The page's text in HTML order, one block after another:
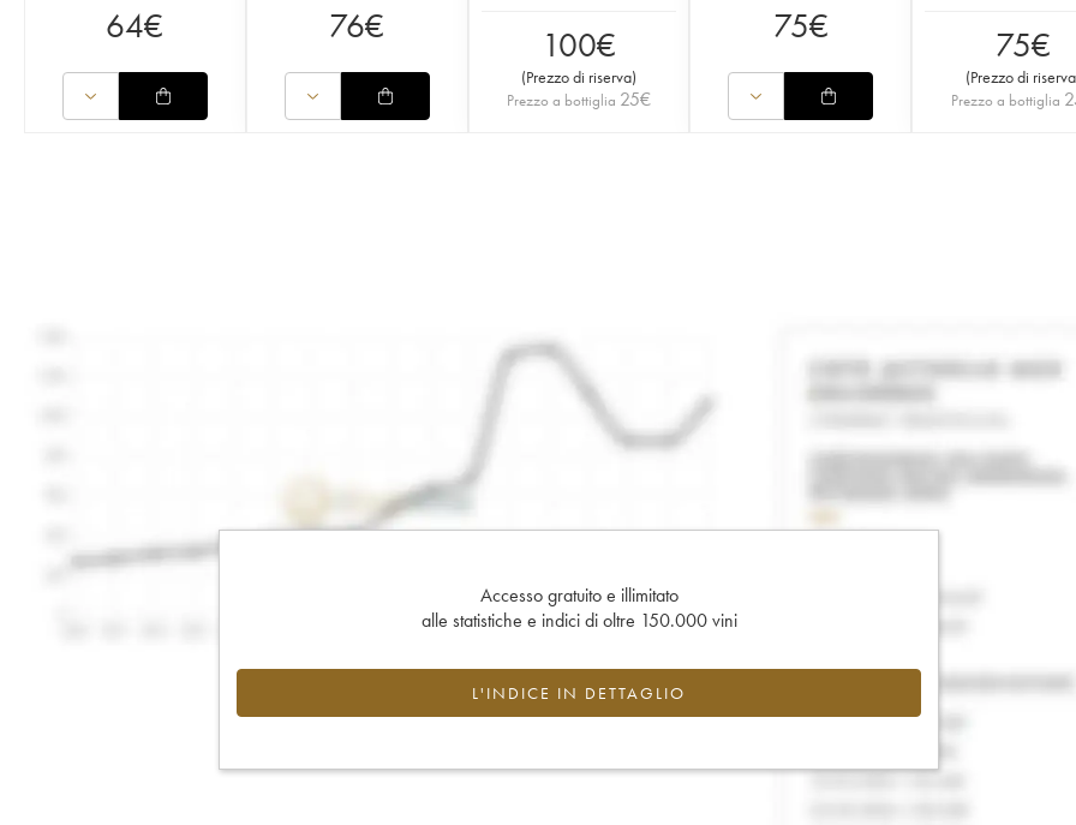
64€ 76€ 100€
(Prezzo di riserva)
Prezzo a bottiglia 25€
75€ 75€
(Prezzo di riserva
Prezzo a bottiglia
Accesso gratuito e illimitato
alle statistiche e indici di oltre 150.000 vini
L'INDICE IN DETTAGLIO